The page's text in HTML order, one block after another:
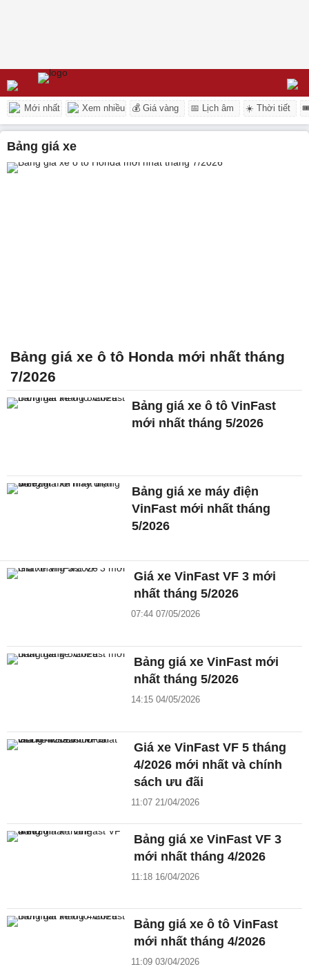
Mới nhất Xem nhiều 💰 Giá vàng 📅 Lịch âm ☀️ Thời tiết
Bảng giá xe
Bảng giá xe ô tô Honda mới nhất tháng
7/2026
Bảng giá xe ô tô VinFast
mới nhất tháng 5/2026
Bảng giá xe máy điện
VinFast mới nhất tháng
5/2026
Giá xe VinFast VF 3 mới
nhất tháng 5/2026
07:44 07/05/2026
Bảng giá xe VinFast mới
nhất tháng 5/2026
14:15 04/05/2026
Giá xe VinFast VF 5 tháng
4/2026 mới nhất và chính
sách ưu đãi
11:07 21/04/2026
Bảng giá xe VinFast VF 3
mới nhất tháng 4/2026
11:18 16/04/2026
Bảng giá xe ô tô VinFast
mới nhất tháng 4/2026
11:09 03/04/2026